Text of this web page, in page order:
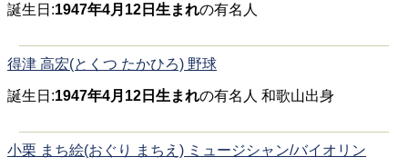
誕生日:1947年4月12日生まれの有名人
得津 高宏(とくつ たかひろ) 野球
誕生日:1947年4月12日生まれの有名人 和歌山出身
小栗 まち絵(おぐり まちえ) ミュージシャン/バイオリン